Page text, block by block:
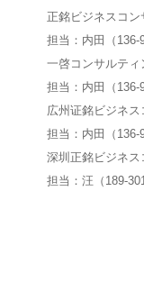
正銘ビジネスコン
担当：内田（136-
一啓コンサルティ
担当：内田（136-
広州证銘ビジネス
担当：内田（136-
深圳正銘ビジネス
担当：汪（189-